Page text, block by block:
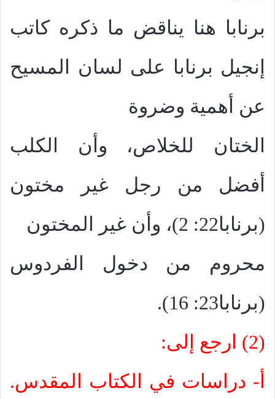
برنابا هنا يناقض ما ذكره كاتب
إنجيل برنابا على لسان المسيح
عن أهمية وضروة
الختان للخلاص، وأن الكلب
أفضل من رجل غير مختون
(برنابا22: 2)، وأن غير المختون
محروم من دخول الفردوس
(برنابا23: 16).
(2) ارجع إلى:
أ- دراسات في الكتاب المقدس.